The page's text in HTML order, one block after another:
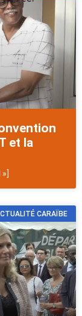
et la
CARAÏBE